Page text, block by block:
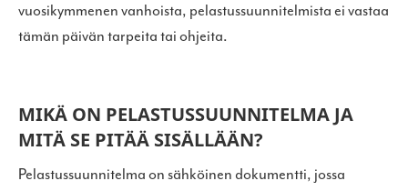
vuosikymmenen vanhoista, pelastussuunnitelmista ei vastaa
tämän päivän tarpeita tai ohjeita.
MIKÄ ON PELASTUSSUUNNITELMA JA
MITÄ SE PITÄÄ SISÄLLÄÄN?
Pelastussuunnitelma on sähköinen dokumentti, jossa